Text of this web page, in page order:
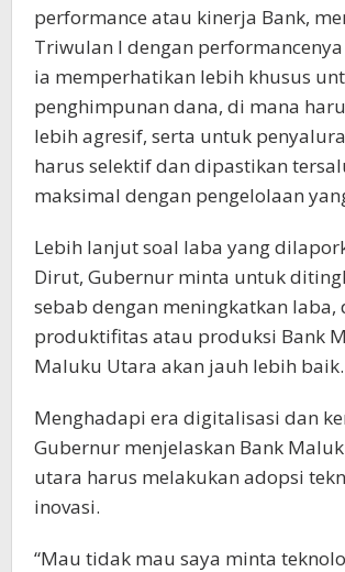
performance atau kinerja Bank,
Triwulan I dengan
ia memperhatikan lebih khusus
penghimpunan dana, di mana
lebih agresif, serta untuk
harus selektif dan dipastikan
maksimal dengan pengelolaan
Lebih lanjut soal laba yang
Dirut, Gubernur minta untuk
sebab dengan meningkatkan laba,
produktifitas atau produksi Bank
Maluku Utara akan jauh lebih baik.
Menghadapi era digitalisasi dan
Gubernur menjelaskan Bank
utara harus melakukan adopsi
inovasi.
“Mau tidak mau saya minta